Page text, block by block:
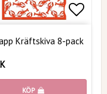
favoritlistan
Kräftskiva 8-pack
KÖP